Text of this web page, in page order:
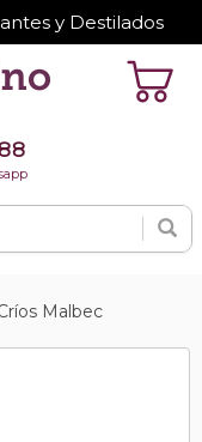
y Destilados
Malbec